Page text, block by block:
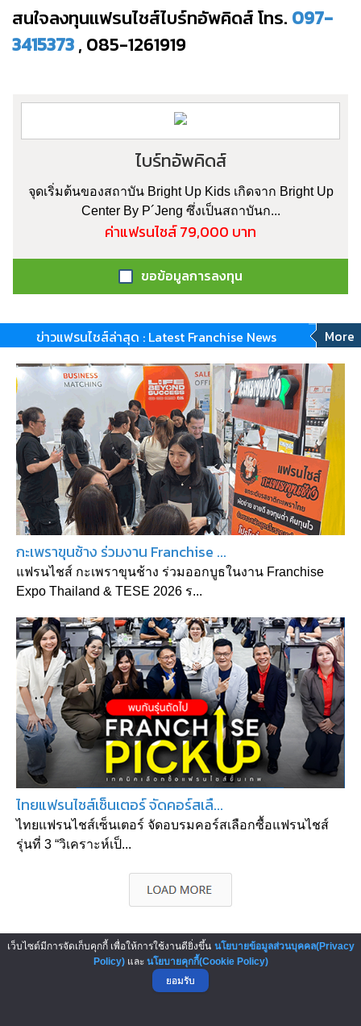
สนใจลงทุนแฟรนไชส์ไบร์ทอัพคิดส์ โทร. 097-
3415373, 085-1261919
ไบร์ทอัพคิดส์
จุดเริ่มต้นของสถาบัน Bright Up Kids เกิดจาก Bright Up
Center By P´Jeng ซึ่งเป็นสถาบันก...
ค่าแฟรนไชส์ 79,000 บาท
ขอข้อมูลการลงทุน
ข่าวแฟรนไชส์ล่าสุด : Latest Franchise News More
กะเพราขุนช้าง ร่วมงาน Franchise ...
แฟรนไชส์ กะเพราขุนช้าง ร่วมออกบูธในงาน Franchise
Expo Thailand & TESE 2026 ร...
ไทยแฟรนไชส์เซ็นเตอร์ จัดคอร์สเลื...
ไทยแฟรนไชส์เซ็นเตอร์ จัดอบรมคอร์สเลือกซื้อแฟรนไชส์
รุ่นที่ 3 “วิเคราะห์เป็...
▲ GO TO TOP
เว็บไซต์มีการจัดเก็บคุกกี้ เพื่อให้การใช้งานดียิ่งขึ้น นโยบายข้อมูลส่วนบุคคล(Privacy
Policy)และ นโยบายคุกกี้(Cookie Policy)
ยอมรับ